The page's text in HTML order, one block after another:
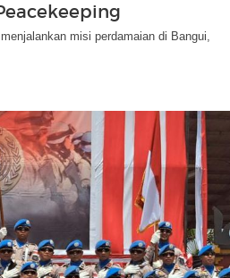
misi perdamaian di Bangui,